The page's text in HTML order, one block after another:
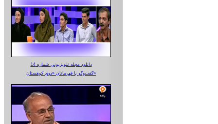
دانلود مجله تلویزیونی شماره 14
گفت‌وگو با قهرمانان «دوی کوهستان»